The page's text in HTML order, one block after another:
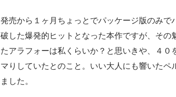
発売から１ヶ月ちょっとでパッケージ版のみで
破した爆発的ヒットとなった本作ですが、その
たアラフォーは私くらいか？と思いきや、４０
マりしていたとのこと。いい大人にも響いたペ
ました。